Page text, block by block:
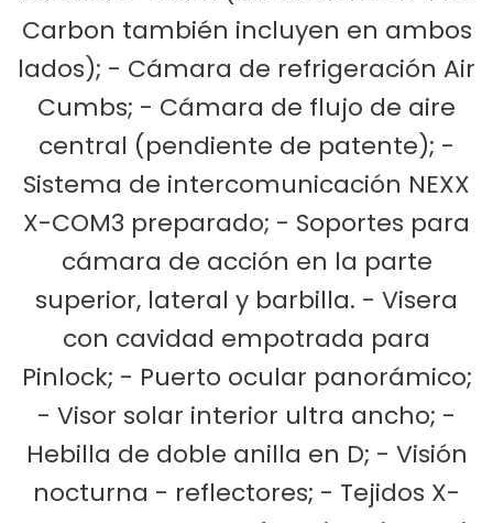
Carbon también incluyen en ambos
lados); - Cámara de refrigeración Air
Cumbs; - Cámara de flujo de aire
central (pendiente de patente); -
Sistema de intercomunicación NEXX
X-COM3 preparado; - Soportes para
cámara de acción en la parte
superior, lateral y barbilla. - Visera
con cavidad empotrada para
Pinlock; - Puerto ocular panorámico;
- Visor solar interior ultra ancho; -
Hebilla de doble anilla en D; - Visión
nocturna - reflectores; - Tejidos X-